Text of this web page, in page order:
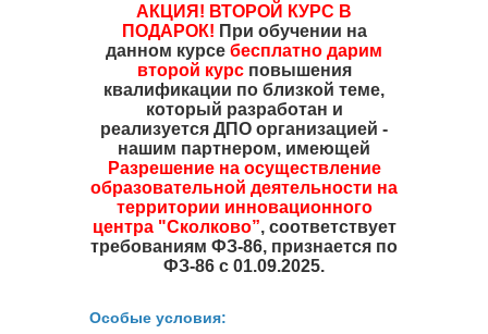
АКЦИЯ! ВТОРОЙ КУРС В
ПОДАРОК! При обучении на
данном курсе бесплатно дарим
второй курсповышения
квалификации по близкой теме,
который разработан и
реализуется ДПО организацией -
нашим партнером, имеющей
Разрешение на осуществление
образовательной деятельности на
территории инновационного
центра "Сколково”, соответствует
требованиям ФЗ-86, признается по
ФЗ-86 с 01.09.2025.
Особые условия: